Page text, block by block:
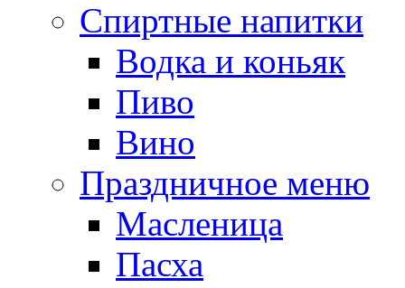
Спиртные напитки
Водка и коньяк
Пиво
Вино
Праздничное меню
Масленица
Пасха